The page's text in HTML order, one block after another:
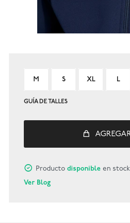
M S XL L
GUÍA DE TALLES
Productodisponible en
Ver Blog